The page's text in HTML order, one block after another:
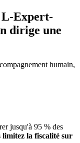
L-Expert-
dirige une
humain,
jusqu'à 95 % des
la fiscalité sur